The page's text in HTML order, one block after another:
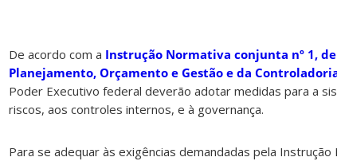
De acordo com a Instrução Normativa conjunta nº 1,
Planejamento, Orçamento e Gestão e da
Poder Executivo federal deverão adotar medidas para a
riscos, aos controles internos, e à governança.
Para se adequar às exigências demandadas pela